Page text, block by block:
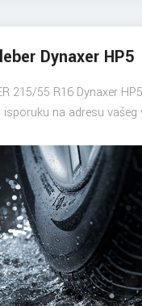
Dynaxer HP5
215/55 R16 Dynaxer
na adresu vašeg